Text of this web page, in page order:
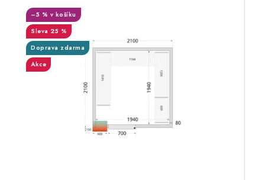
25 %
Doprava zdarma
Akce
–5 % v košíku